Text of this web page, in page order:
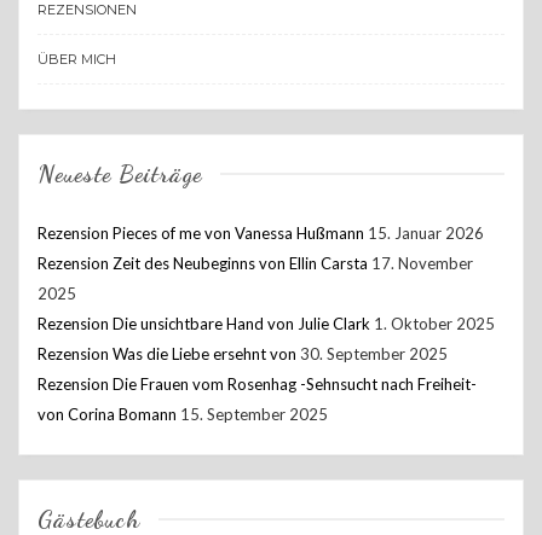
REZENSIONEN
ÜBER MICH
Neueste Beiträge
Rezension Pieces of me von Vanessa Hußmann 15. Januar 2026
Rezension Zeit des Neubeginns von Ellin Carsta 17. November
2025
Rezension Die unsichtbare Hand von Julie Clark 1. Oktober 2025
Rezension Was die Liebe ersehnt von 30. September 2025
Rezension Die Frauen vom Rosenhag -Sehnsucht nach Freiheit-
von Corina Bomann 15. September 2025
Gästebuch